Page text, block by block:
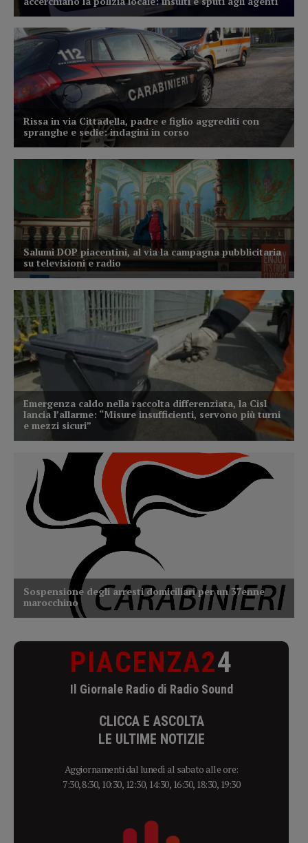
PIACENZA24
Il Giornale Radio di Radio Sound
CLICCA E ASCOLTA
LE ULTIME NOTIZIE
Aggiornamenti dal lunedì al sabato alle ore:
7:30, 8:30, 10:30, 12:30, 14:30, 16:30, 18:30, 19:30